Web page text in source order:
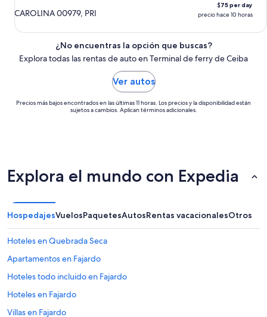
CAROLINA 00979, PRI
$75 per day
precio hace 10 horas
¿No encuentras la opción que buscas?
Explora todas las rentas de auto en Terminal de ferry de Ceiba
Ver autos
Precios más bajos encontrados en las últimas 11 horas. Los precios y la disponibilidad están
sujetos a cambios. Aplican términos adicionales.
Explora el mundo con Expedia
HospedajesVuelosPaquetesAutosRentas vacacionalesOtros
Hoteles en Quebrada Seca
Apartamentos en Fajardo
Hoteles todo incluido en Fajardo
Hoteles en Fajardo
Villas en Fajardo